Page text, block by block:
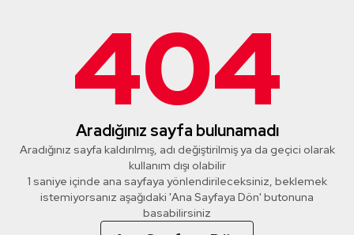
404
Aradığınız sayfa bulunamadı
Aradığınız sayfa kaldırılmış, adı değiştirilmiş ya da geçici olarak
kullanım dışı olabilir
1 saniye içinde ana sayfaya yönlendirileceksiniz, beklemek
istemiyorsanız aşağıdaki 'Ana Sayfaya Dön' butonuna
basabilirsiniz